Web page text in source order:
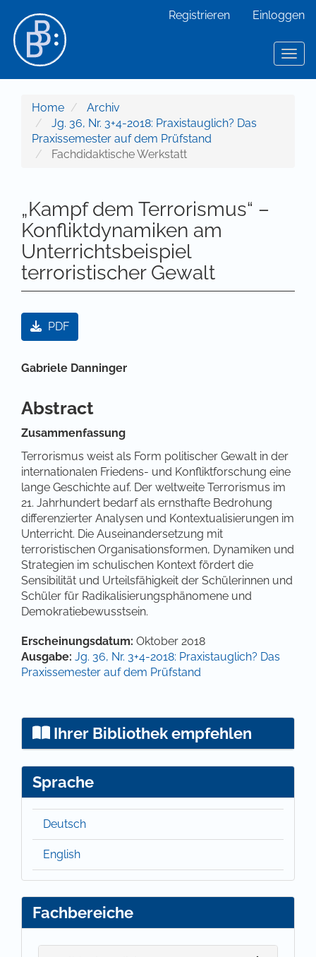
Hauptinhalt
Sidebar
Registrieren Einloggen
Home
Archiv
Jg. 36, Nr. 3+4-2018: Praxistauglich? Das
Praxissemester auf dem Prüfstand
Fachdidaktische Werkstatt
„Kampf dem Terrorismus“ –
Konfliktdynamiken am
Unterrichtsbeispiel
terroristischer Gewalt
Artikel-Sidebar
PDF
Hauptsächlicher Artikelinhalt
Gabriele Danninger
Abstract
Zusammenfassung
Terrorismus weist als Form politischer Gewalt in der
internationalen Friedens- und Konfliktforschung eine
lange Geschichte auf. Der weltweite Terrorismus im
21. Jahrhundert bedarf als ernsthafte Bedrohung
differenzierter Analysen und Kontextualisierungen im
Unterricht. Die Auseinandersetzung mit
terroristischen Organisationsformen, Dynamiken und
Strategien im schulischen Kontext fördert die
Sensibilität und Urteilsfähigkeit der Schülerinnen und
Schüler für Radikalisierungsphänomene und
Demokratiebewusstsein.
Artikel-Details
Erscheinungsdatum: Oktober 2018
Ausgabe: Jg. 36, Nr. 3+4-2018: Praxistauglich? Das
Praxissemester auf dem Prüfstand
Ihrer Bibliothek empfehlen
Sprache
Deutsch
English
Fachbereiche